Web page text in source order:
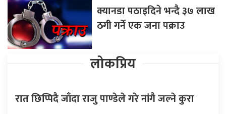
क्यानडा पठाइदिने भन्दै ३७ लाख
ठगी गर्ने एक जना पक्राउ
लोकप्रिय
रात छिप्पिदै जाँदा राजु पाण्डेले गरे नांगै जल्ने कुरा